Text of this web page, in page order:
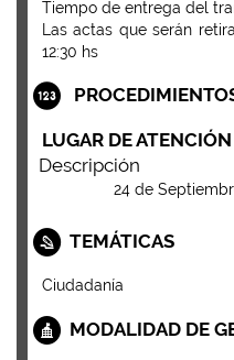
Tiempo de entrega del
Las actas que serán
12:30 hs
LUGAR DE ATENCIÓN
Descripción
24 de
TEMÁTICAS
Ciudadanía
MODALIDAD DE